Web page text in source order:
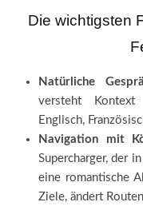
Die wichtigsten
Natürliche
versteht Kontext
Englisch,
Navigation mit
Supercharger, der
eine romantische
Ziele, ändert